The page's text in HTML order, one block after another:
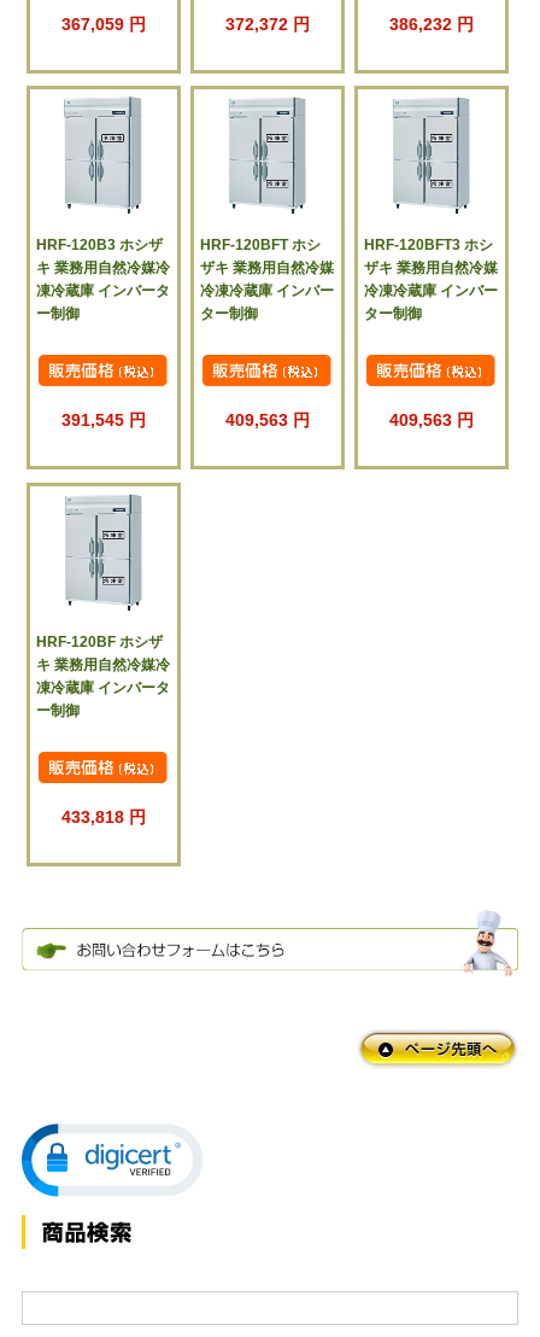
367,059 円 372,372 円 386,232 円
HRF-120B3 ホシザ
キ 業務用自然冷媒冷
凍冷蔵庫 インバータ
ー制御
391,545 円
HRF-120BFT ホシ
ザキ 業務用自然冷媒
冷凍冷蔵庫 インバー
ター制御
409,563 円
HRF-120BFT3 ホシ
ザキ 業務用自然冷媒
冷凍冷蔵庫 インバー
ター制御
409,563 円
HRF-120BF ホシザ
キ 業務用自然冷媒冷
凍冷蔵庫 インバータ
ー制御
433,818 円